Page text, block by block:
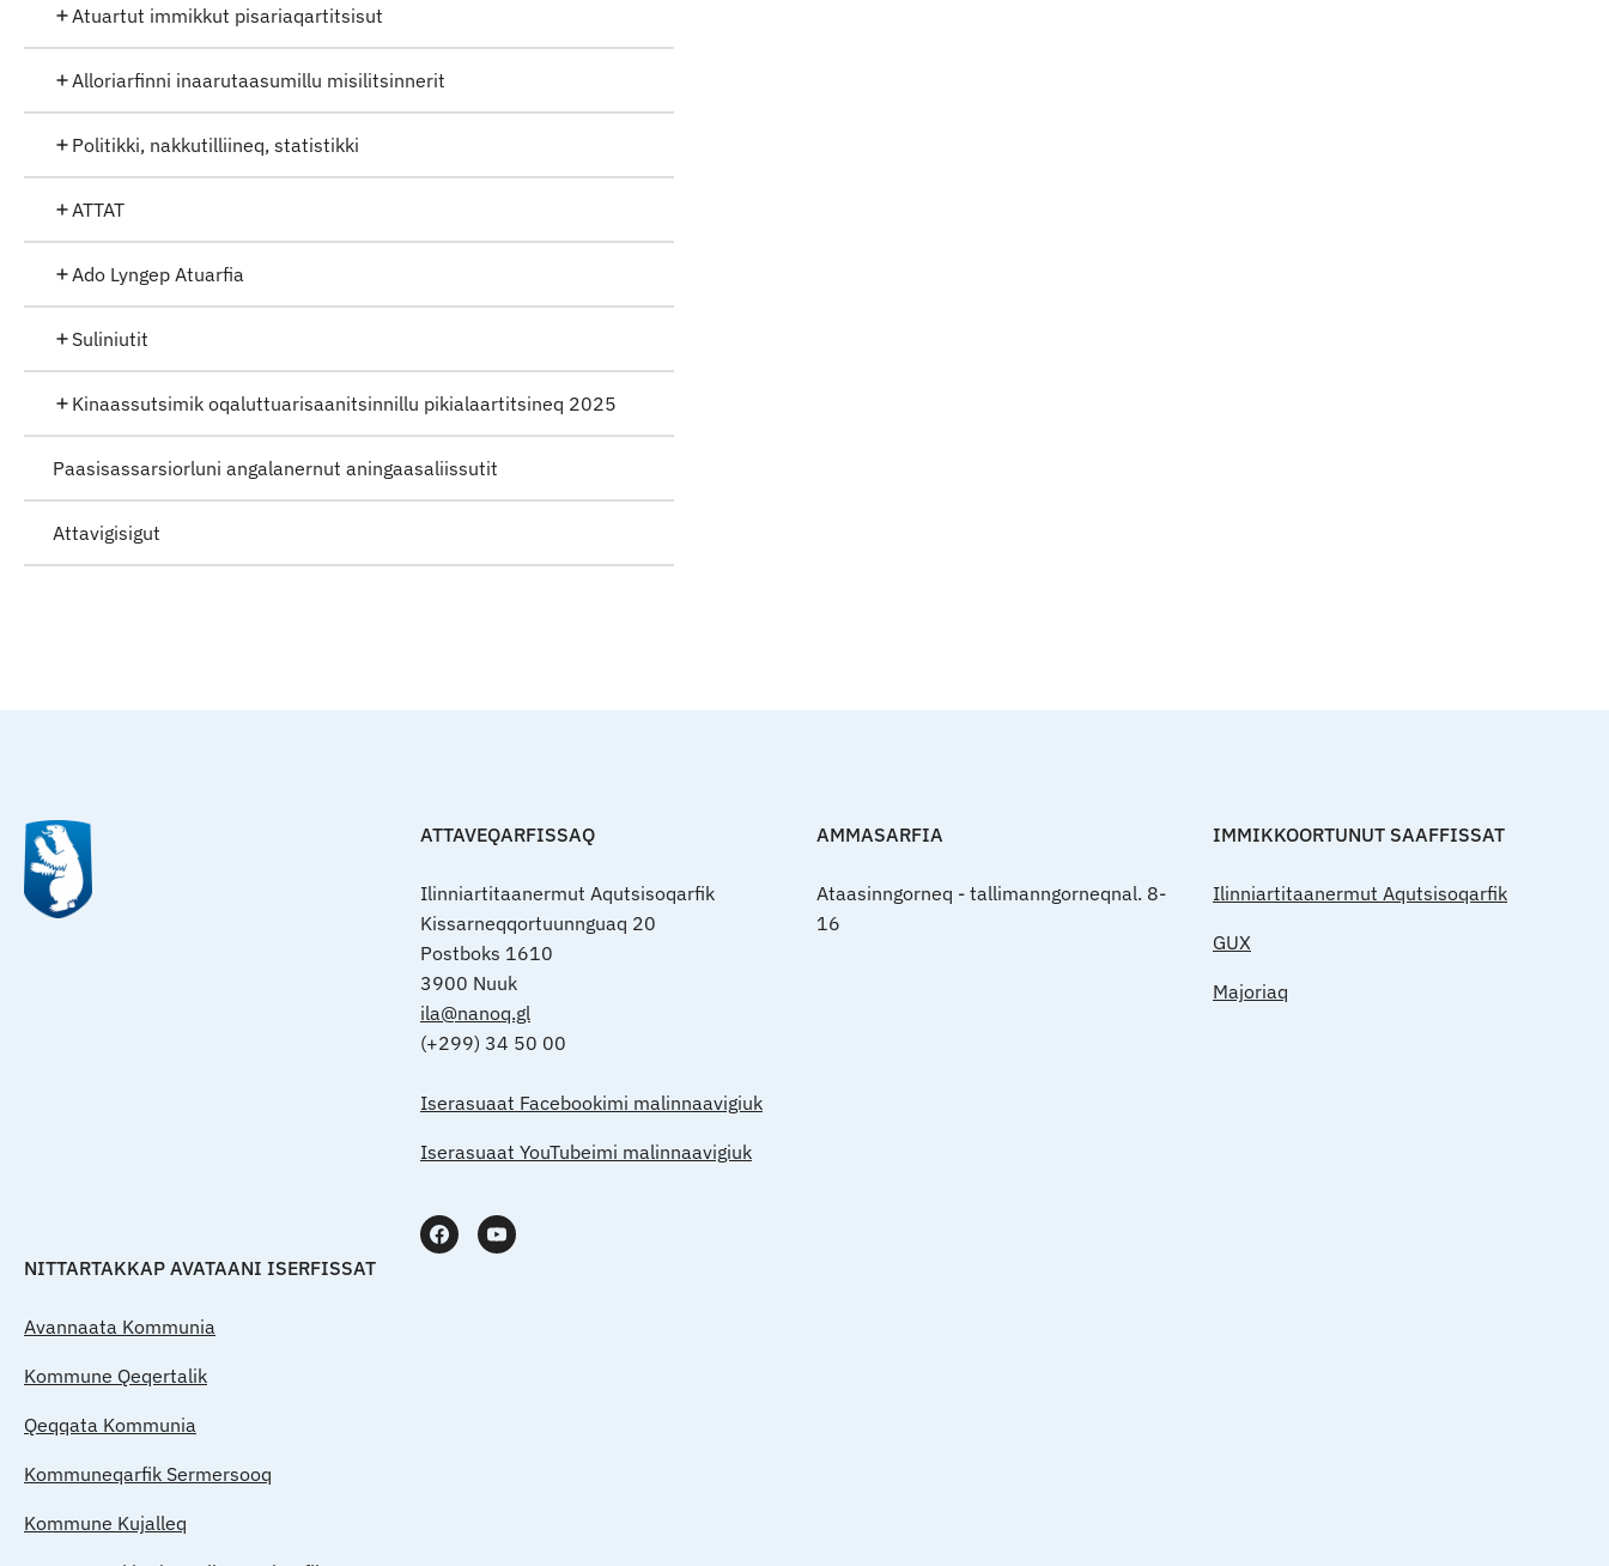
Atuartut immikkut pisariaqartitsisut
Alloriarfinni inaarutaasumillu misilitsinnerit
Politikki, nakkutilliineq, statistikki
ATTAT
Ado Lyngep Atuarfia
Suliniutit
Kinaassutsimik oqaluttuarisaanitsinnillu pikialaartitsineq 2025
Paasisassarsiorluni angalanernut aningaasaliissutit
Attavigisigut
ATTAVEQARFISSAQ
Ilinniartitaanermut Aqutsisoqarfik
Kissarneqqortuunnguaq 20
Postboks 1610
3900 Nuuk
ila@nanoq.gl
(+299) 34 50 00
Iserasuaat Facebookimi malinnaavigiuk
Iserasuaat YouTubeimi malinnaavigiuk
AMMASARFIA
Ataasinngorneq - tallimanngorneqnal. 8-
16
IMMIKKOORTUNUT SAAFFISSAT
Ilinniartitaanermut Aqutsisoqarfik
GUX
Majoriaq
NITTARTAKKAP AVATAANI ISERFISSAT
Avannaata Kommunia
Kommune Qeqertalik
Qeqqata Kommunia
Kommuneqarfik Sermersooq
Kommune Kujalleq